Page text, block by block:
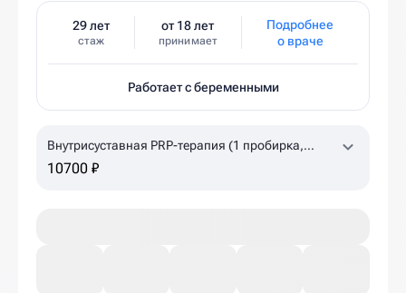
29 лет
стаж
от 18 лет
принимает
Подробнее
о враче
Работает с беременными
Внутрисуставная PRP-терапия (1 пробирка,
коленный, плечевой суставы)
10700 ₽